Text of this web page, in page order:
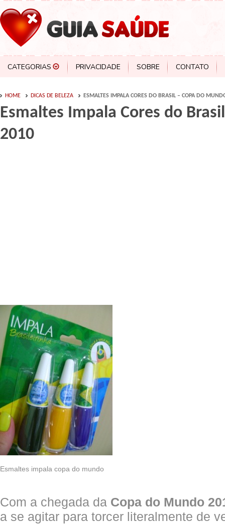
CATEGORIAS PRIVACIDADE SOBRE CONTATO
HOME DICAS DE BELEZA ESMALTES IMPALA CORES DO BRASIL – COPA DO
Esmaltes Impala Cores do
2010
Esmaltes impala copa do mundo
Com a chegada da Copa do Mundo
a se agitar para torcer literalmente de